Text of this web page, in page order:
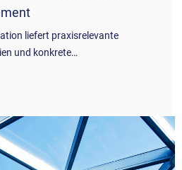
liefert praxisrelevante
und konkrete…